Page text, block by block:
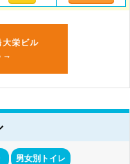
栄ビル
→
男女別トイレ